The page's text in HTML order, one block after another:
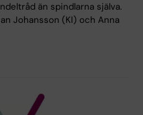
än spindlarna själva.
Johansson (KI) och Anna